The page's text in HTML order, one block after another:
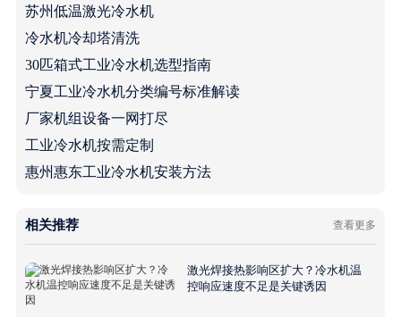
苏州低温激光冷水机
冷水机冷却塔清洗
30匹箱式工业冷水机选型指南
宁夏工业冷水机分类编号标准解读
厂家机组设备一网打尽
工业冷水机按需定制
惠州惠东工业冷水机安装方法
相关推荐 查看更多
激光焊接热影响区扩大？冷水机温
控响应速度不足是关键诱因